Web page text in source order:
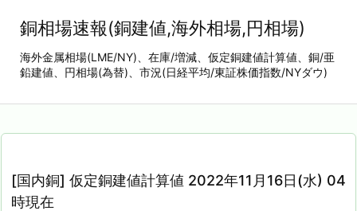
銅相場速報(銅建値,海外相場,円相場)
海外金属相場(LME/NY)、在庫/増減、仮定銅建値計算値、銅/亜
鉛建値、円相場(為替)、市況(日経平均/東証株価指数/NYダウ)
[国内銅] 仮定銅建値計算値 2022年11月16日(水) 04
時現在